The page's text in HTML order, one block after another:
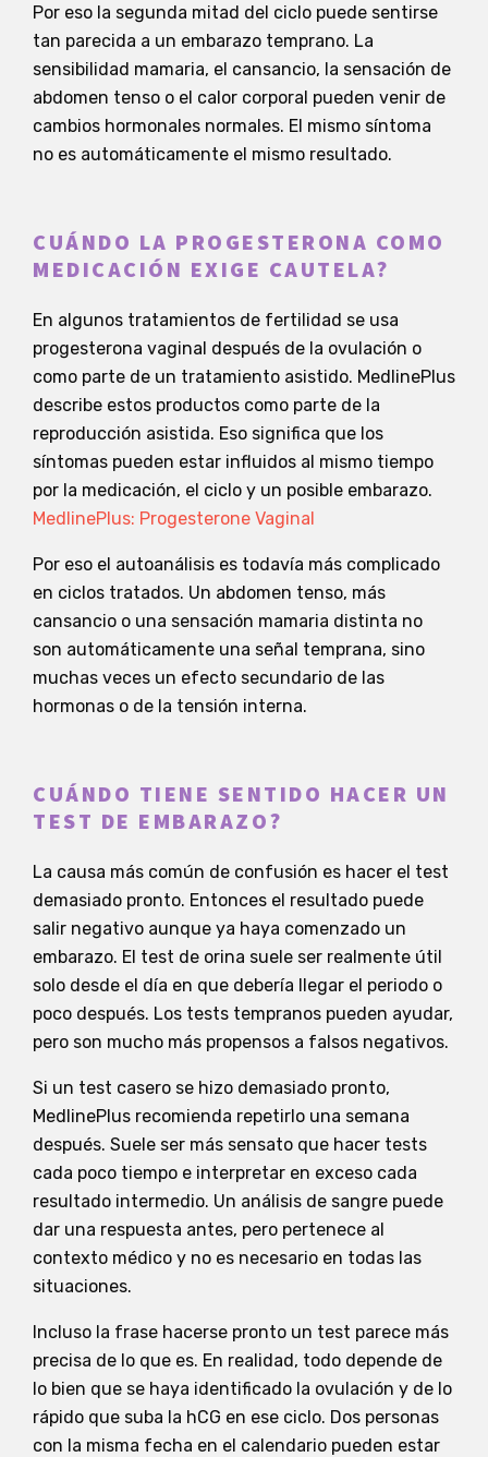
Por eso la segunda mitad del ciclo puede sentirse
tan parecida a un embarazo temprano. La
sensibilidad mamaria, el cansancio, la sensación de
abdomen tenso o el calor corporal pueden venir de
cambios hormonales normales. El mismo síntoma
no es automáticamente el mismo resultado.
CUÁNDO LA PROGESTERONA COMO
MEDICACIÓN EXIGE CAUTELA?
En algunos tratamientos de fertilidad se usa
progesterona vaginal después de la ovulación o
como parte de un tratamiento asistido. MedlinePlus
describe estos productos como parte de la
reproducción asistida. Eso significa que los
síntomas pueden estar influidos al mismo tiempo
por la medicación, el ciclo y un posible embarazo.
MedlinePlus: Progesterone Vaginal
Por eso el autoanálisis es todavía más complicado
en ciclos tratados. Un abdomen tenso, más
cansancio o una sensación mamaria distinta no
son automáticamente una señal temprana, sino
muchas veces un efecto secundario de las
hormonas o de la tensión interna.
CUÁNDO TIENE SENTIDO HACER UN
TEST DE EMBARAZO?
La causa más común de confusión es hacer el test
demasiado pronto. Entonces el resultado puede
salir negativo aunque ya haya comenzado un
embarazo. El test de orina suele ser realmente útil
solo desde el día en que debería llegar el periodo o
poco después. Los tests tempranos pueden ayudar,
pero son mucho más propensos a falsos negativos.
Si un test casero se hizo demasiado pronto,
MedlinePlus recomienda repetirlo una semana
después. Suele ser más sensato que hacer tests
cada poco tiempo e interpretar en exceso cada
resultado intermedio. Un análisis de sangre puede
dar una respuesta antes, pero pertenece al
contexto médico y no es necesario en todas las
situaciones.
Incluso la frase hacerse pronto un test parece más
precisa de lo que es. En realidad, todo depende de
lo bien que se haya identificado la ovulación y de lo
rápido que suba la hCG en ese ciclo. Dos personas
con la misma fecha en el calendario pueden estar